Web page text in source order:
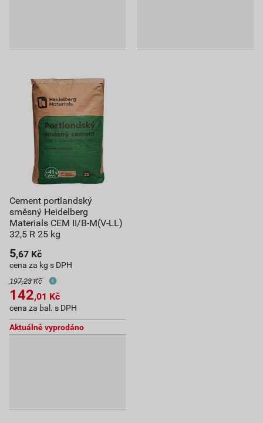
Cement portlandský
směsný Heidelberg
Materials CEM II/B-M(V-LL)
32,5 R 25 kg
5,67 Kč
cena za kg s DPH
197,23 Kč
142,01 Kč
cena za bal. s DPH
Aktuálně vyprodáno